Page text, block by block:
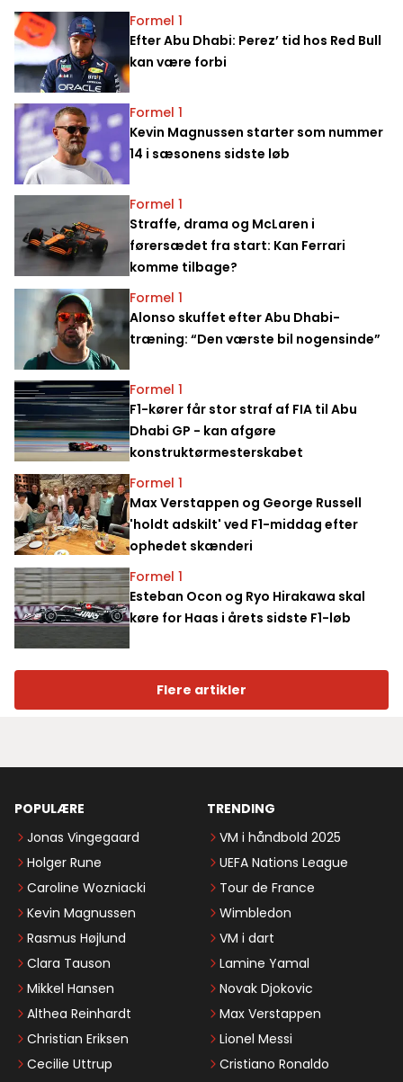
Formel 1
Efter Abu Dhabi: Perez’ tid hos Red Bull
kan være forbi
Formel 1
Kevin Magnussen starter som nummer
14 i sæsonens sidste løb
Formel 1
Straffe, drama og McLaren i
førersædet fra start: Kan Ferrari
komme tilbage?
Formel 1
Alonso skuffet efter Abu Dhabi-
træning: “Den værste bil nogensinde”
Formel 1
F1-kører får stor straf af FIA til Abu
Dhabi GP - kan afgøre
konstruktørmesterskabet
Formel 1
Max Verstappen og George Russell
'holdt adskilt' ved F1-middag efter
ophedet skænderi
Formel 1
Esteban Ocon og Ryo Hirakawa skal
køre for Haas i årets sidste F1-løb
Flere artikler
POPULÆRE
Jonas Vingegaard
Holger Rune
Caroline Wozniacki
Kevin Magnussen
Rasmus Højlund
Clara Tauson
Mikkel Hansen
Althea Reinhardt
Christian Eriksen
Cecilie Uttrup
TRENDING
VM i håndbold 2025
UEFA Nations League
Tour de France
Wimbledon
VM i dart
Lamine Yamal
Novak Djokovic
Max Verstappen
Lionel Messi
Cristiano Ronaldo